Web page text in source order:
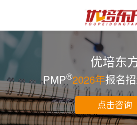
优培东
PMP®2026年报名
点击咨询